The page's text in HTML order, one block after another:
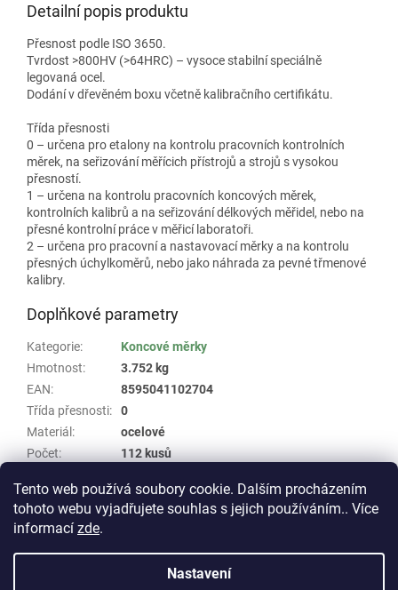
Tento web používá soubory cookie. Dalším procházením
tohoto webu vyjadřujete souhlas s jejich používáním.. Více
informací zde.
Nastavení
Detailní popis produktu
Přesnost podle ISO 3650.
Tvrdost >800HV (>64HRC) – vysoce stabilní speciálně
legovaná ocel.
Dodání v dřevěném boxu včetně kalibračního certifikátu.
Třída přesnosti
0 – určena pro etalony na kontrolu pracovních kontrolních
měrek, na seřizování měřícich přístrojů a strojů s vysokou
přesností.
1 – určena na kontrolu pracovních koncových měrek,
kontrolních kalibrů a na seřizování délkových měřidel, nebo na
přesné kontrolní práce v měřicí laboratoři.
2 – určena pro pracovní a nastavovací měrky a na kontrolu
přesných úchylkoměrů, nebo jako náhrada za pevné třmenové
kalibry.
Doplňkové parametry
Kategorie:
Koncové měrky
Hmotnost:
3.752 kg
EAN:
8595041102704
Třída přesnosti:
0
Materiál :
ocelové
Počet:
112 kusů